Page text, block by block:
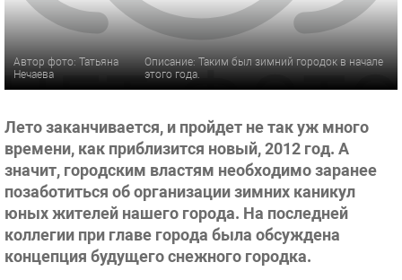
Автор фото: Татьяна
Нечаева
Описание: Таким был зимний городок в начале
этого года.
Лето заканчивается, и пройдет не так уж много
времени, как приблизится новый, 2012 год. А
значит, городским властям необходимо заранее
позаботиться об организации зимних каникул
юных жителей нашего города. На последней
коллегии при главе города была обсуждена
концепция будущего снежного городка.